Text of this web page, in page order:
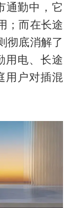
通勤中，它
；而在长途
彻底消解了
用电、长途
用户对插混